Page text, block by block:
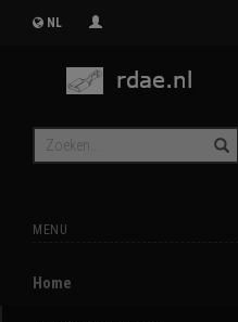
NL
MENU
Home